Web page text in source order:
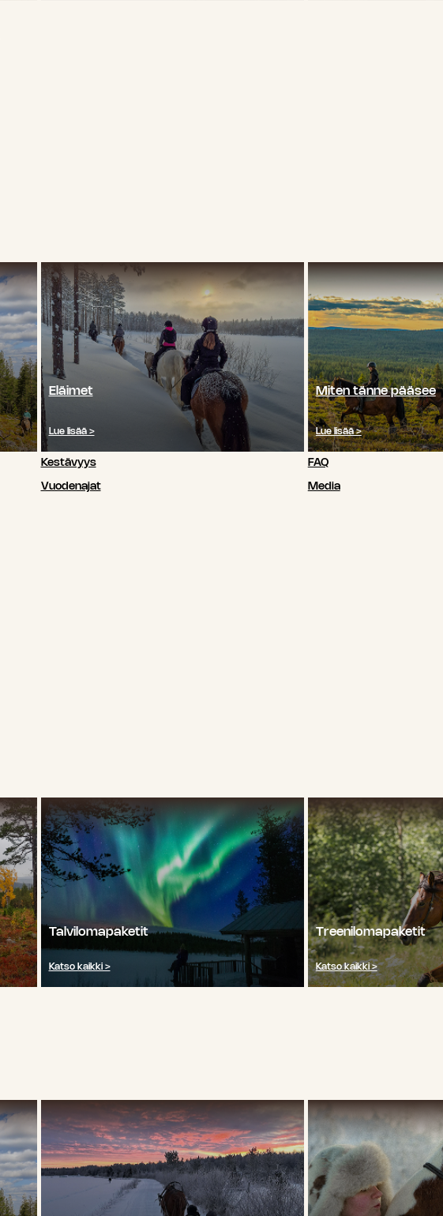
Eläimet
Lue lisää >
Kestävyys
Vuodenajat
Miten tänne pääsee
Lue lisää >
FAQ
Media
Talvilomapaketit
Katso kaikki >
Treenilomapaketit
Katso kaikki >